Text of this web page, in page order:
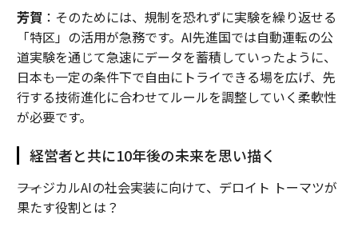
芳賀 ：そのためには、規制を恐れずに実験を繰り返せる
「特区」の活用が急務です。AI先進国では自動運転の公
道実験を通じて急速にデータを蓄積していったように、
日本も一定の条件下で自由にトライできる場を広げ、先
行する技術進化に合わせてルールを調整していく柔軟性
が必要です。
経営者と共に10年後の未来を思い描く
――フィジカルAIの社会実装に向けて、デロイト トーマツが
果たす役割とは？